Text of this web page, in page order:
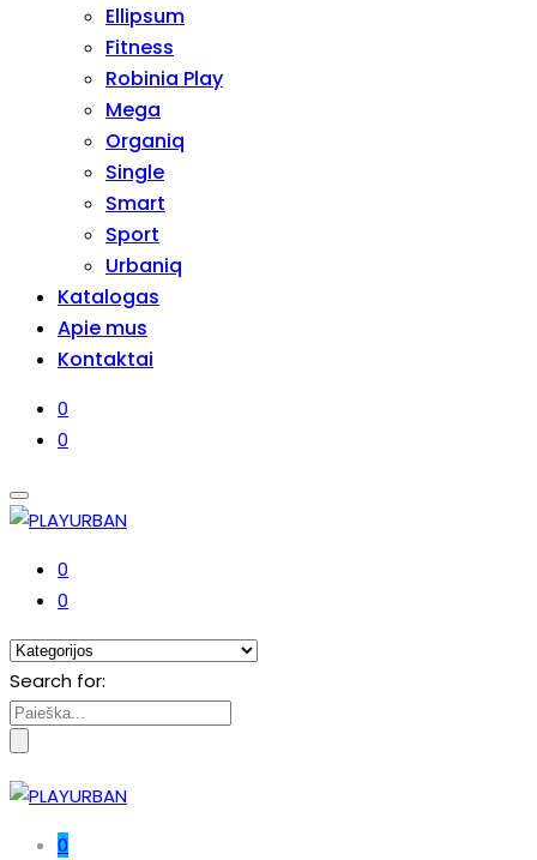
Ellipsum
Fitness
Robinia Play
Mega
Organiq
Single
Smart
Sport
Urbaniq
Katalogas
Apie mus
Kontaktai
0
0
0
0
Search for:
0